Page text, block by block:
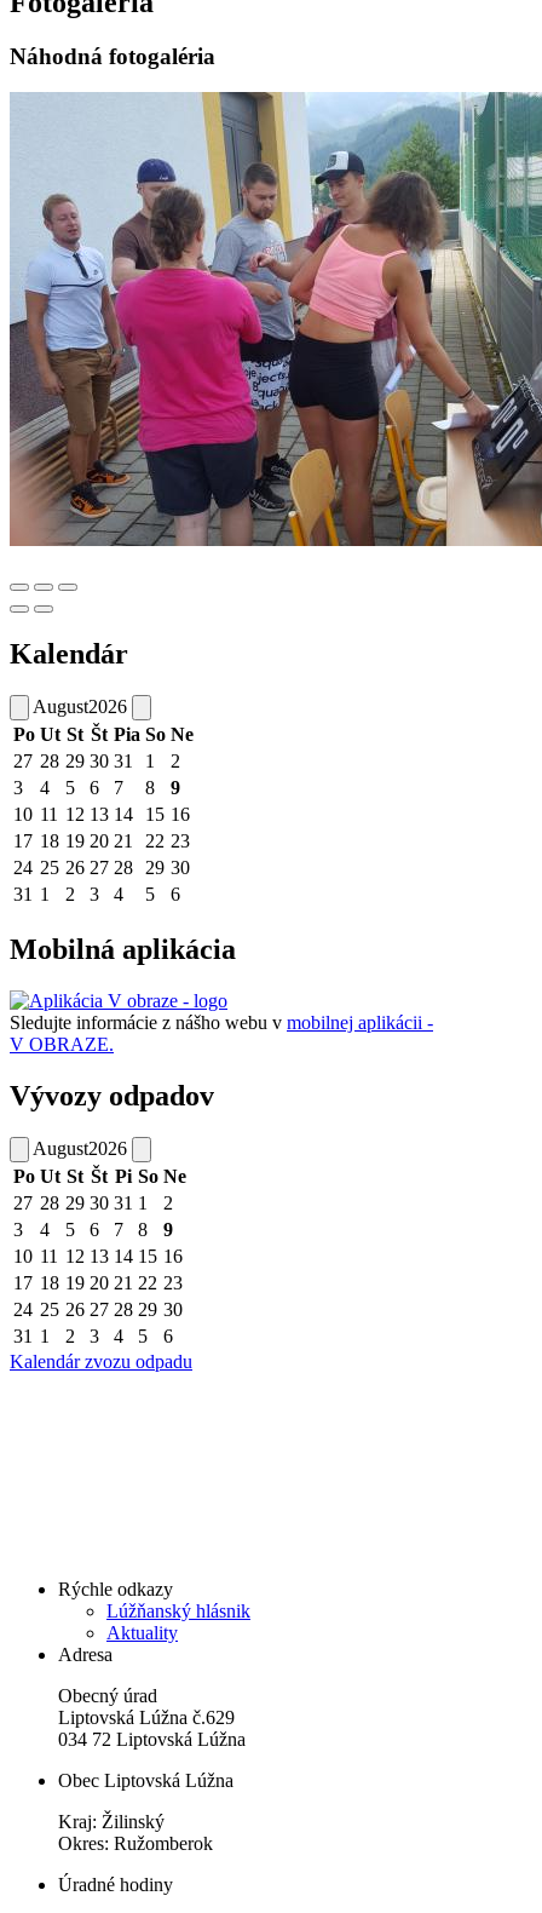
Náhodná fotogaléria
Kalendár
August2026
Po Ut St Št Pia So Ne
27 28 29 30 31 1
2
3
4 5 6 7 8
9
10 11 12 13 14 15 16
17 18 19 20 21 22 23
24 25 26 27 28 29 30
31 1 2 3 4 5 6
Mobilná aplikácia
Sledujte informácie z nášho webu v mobilnej aplikácii -
V OBRAZE.
Vývozy odpadov
August2026
Po Ut St Št Pi So Ne
27 28 29 30 31 1
2
3
4 5 6 7 8
9
10 11 12 13 14 15 16
17 18 19 20 21 22 23
24 25 26 27 28 29 30
31 1 2 3 4 5
6
Kalendár zvozu odpadu
Rýchle odkazy
Lúžňanský hlásnik
Aktuality
Adresa
Obecný úrad
Liptovská Lúžna č.629
034 72 Liptovská Lúžna
Obec Liptovská Lúžna
Kraj: Žilinský
Okres: Ružomberok
Úradné hodiny